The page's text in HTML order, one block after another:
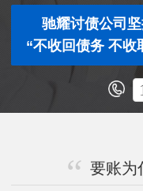
驰耀讨债公司
“不收回债务 不收
要账为